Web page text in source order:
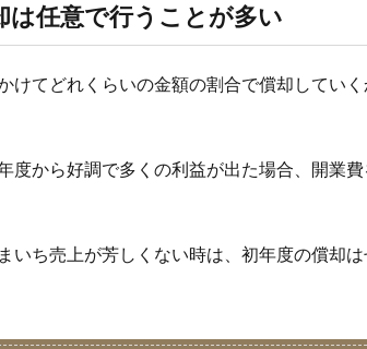
は任意で行うことが多い
けてどれくらいの金額の割合で償却していく
度から好調で多くの利益が出た場合、開業
いち売上が芳しくない時は、初年度の償却